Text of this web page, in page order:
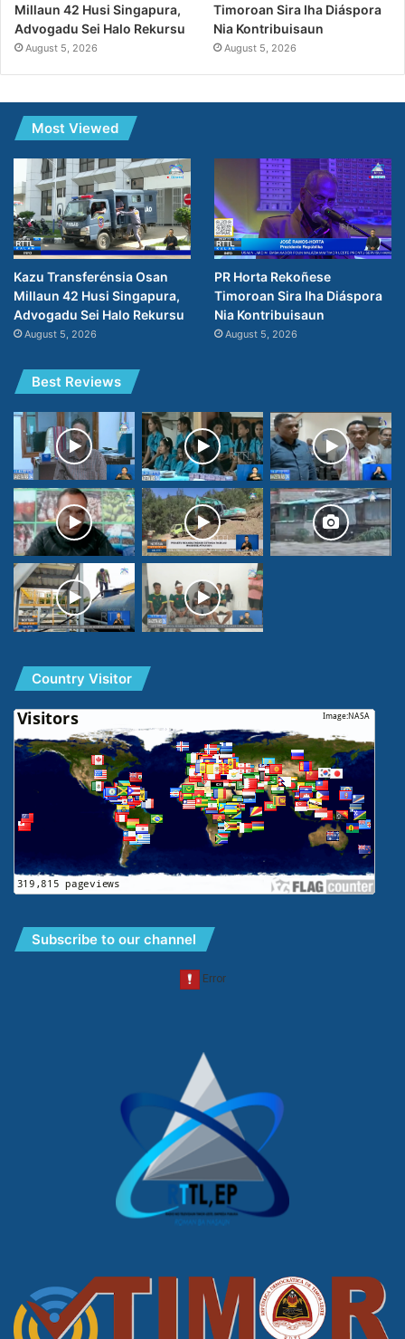
Millaun 42 Husi Singapura,
Advogadu Sei Halo Rekursu
August 5, 2026
Timoroan Sira Iha Diáspora
Nia Kontribuisaun
August 5, 2026
Most Viewed
Kazu Transferénsia Osan
Millaun 42 Husi Singapura,
Advogadu Sei Halo Rekursu
August 5, 2026
PR Horta Rekoñese
Timoroan Sira Iha Diáspora
Nia Kontribuisaun
August 5, 2026
Best Reviews
Country Visitor
Subscribe to our channel